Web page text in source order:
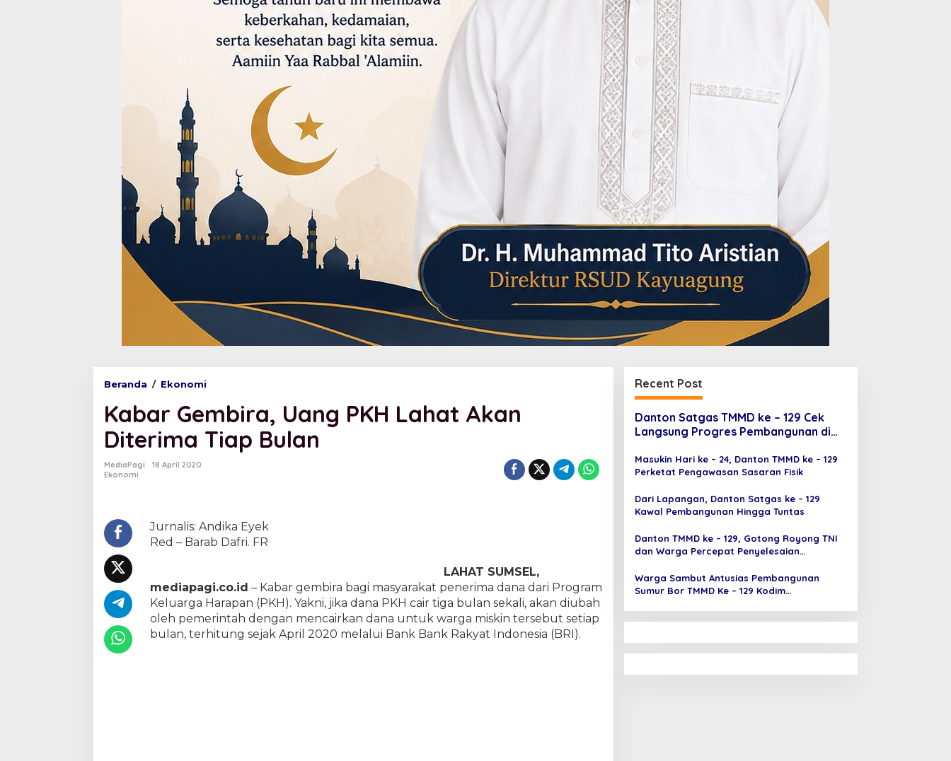
Beranda / Ekonomi
b
a
r
G
a
,
U
g
P
K
H
L
Kabar Gembira, Uang PKH Lahat Akan
Diterima Tiap Bulan
MediaPagi
18 April 2020
Ekonomi
Jurnalis: Andika Eyek
Red – Barab Dafri. FR
LAHAT SUMSEL,
mediapagi.co.id – Kabar gembira bagi masyarakat penerima dana dari Program
Keluarga Harapan (PKH). Yakni, jika dana PKH cair tiga bulan sekali, akan diubah
oleh pemerintah dengan mencairkan dana untuk warga miskin tersebut setiap
bulan, terhitung sejak April 2020 melalui Bank Bank Rakyat Indonesia (BRI).
Recent Post
Danton Satgas TMMD ke – 129 Cek
Langsung Progres Pembangunan di
Masukin Hari ke – 24, Danton TMMD ke – 129
Perketat Pengawasan Sasaran Fisik
Dari Lapangan, Danton Satgas ke – 129
Kawal Pembangunan Hingga Tuntas
Danton TMMD ke – 129, Gotong Royong TNI
dan Warga Percepat Penyelesaian
Warga Sambut Antusias Pembangunan
Sumur Bor TMMD Ke – 129 Kodim